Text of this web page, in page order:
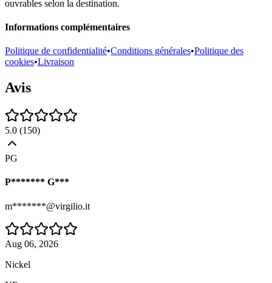
ouvrables selon la destination.
Informations complémentaires
Politique de confidentialité•Conditions générales•Politique des
cookies•Livraison
Avis
5.0 (150)
PG
P******* G***
m*******@virgilio.it
Aug 06, 2026
Nickel